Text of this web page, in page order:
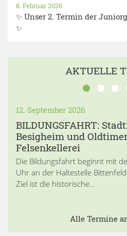
✨ Unser 2. Termin der
✨
8. Februar 2026
AKTUELLE
12. September 2026
BILDUNGSFAHRT:
Besigheim und
Felsenkellerei
Die Bildungsfahrt beginnt mit
Uhr an der Haltestelle
Ziel ist die historische...
Alle Termine